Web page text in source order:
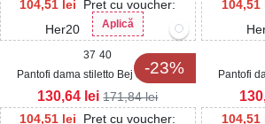
104,51 lei
Pret cu voucher:
Her20
Aplică
104,51
-23%
37 40
Pantofi dama stiletto Bej din Piele
Ecologica Melike
104,51 lei
Pret cu voucher:
130,64 lei 171,84lei
Pantofi
104,51